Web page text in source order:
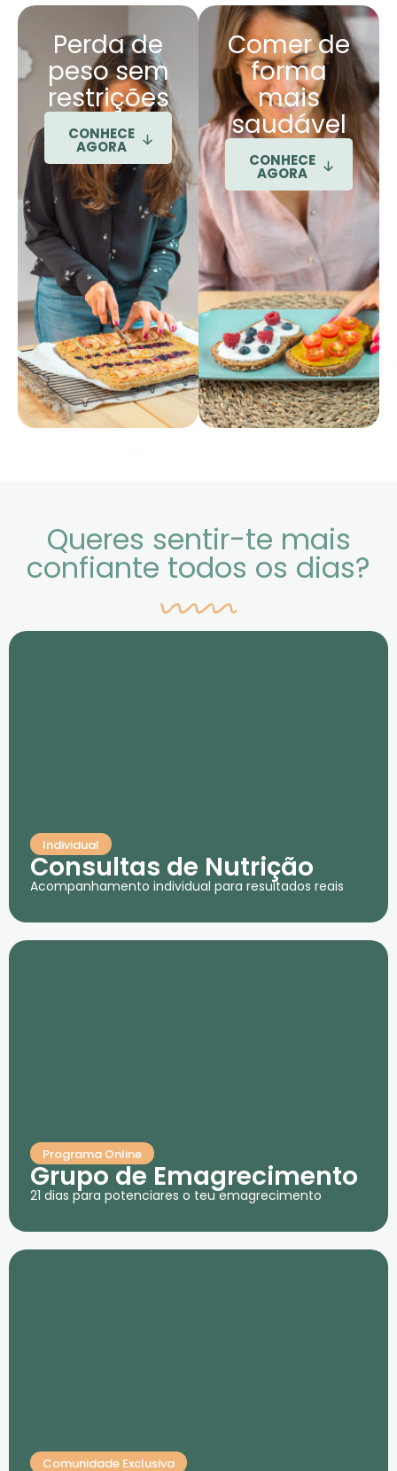
Perda de
peso sem
restrições
CONHECE
AGORA
Comer de
forma
mais
saudável
CONHECE
AGORA
Queres sentir-te mais
confiante todos os dias?
Individual
Consultas de Nutrição
Acompanhamento individual para resultados reais
Programa Online
Grupo de Emagrecimento
21 dias para potenciares o teu emagrecimento
Comunidade Exclusiva